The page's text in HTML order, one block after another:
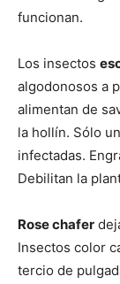
funcionan.
Los insectos
algodonosos a
alimentan de
la hollín. Sólo
infectadas.
Debilitan la
Rose chafer
Insectos color
tercio de